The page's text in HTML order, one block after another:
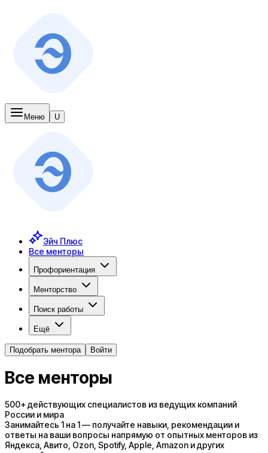
Меню U
Эйч Плюс
Все менторы
Профориентация
Менторство
Поиск работы
Ещё
Подобрать ментора Войти
Все менторы
500+ действующих специалистов из ведущих компаний
России и мира
Занимайтесь 1 на 1 — получайте навыки, рекомендации и
ответы на ваши вопросы напрямую от опытных менторов из
Яндекса, Авито, Ozon, Spotify, Apple, Amazon и других